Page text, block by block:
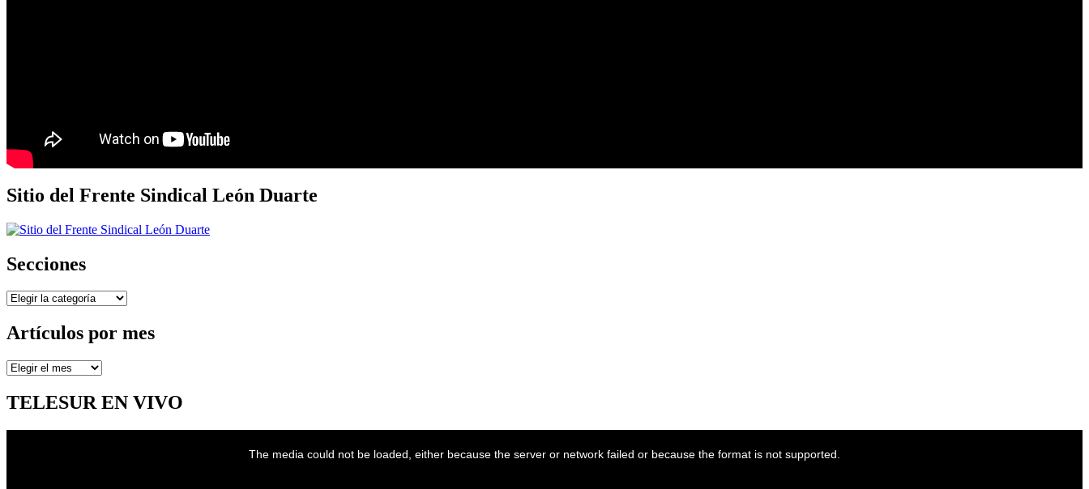
Sitio del Frente Sindical León Duarte
Secciones
Secciones
Artículos por mes
Artículos
mes
TELESUR EN VIVO